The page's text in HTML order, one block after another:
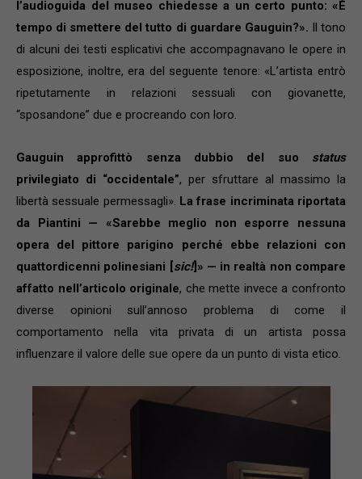
l’audioguida del museo chiedesse a un certo punto: «È
tempo di smettere del tutto di guardare Gauguin?». Il tono
di alcuni dei testi esplicativi che accompagnavano le opere in
esposizione, inoltre, era del seguente tenore: «L’artista entrò
ripetutamente in relazioni sessuali con giovanette,
“sposandone” due e procreando con loro.
Gauguin approfittò senza dubbio del suo status
privilegiato di “occidentale”, per sfruttare al massimo la
libertà sessuale permessagli». La frase incriminata riportata
da Piantini — «Sarebbe meglio non esporre nessuna
opera del pittore parigino perché ebbe relazioni con
quattordicenni polinesiani [sic!]» — in realtà non compare
affatto nell’articolo originale, che mette invece a confronto
diverse opinioni sull’annoso problema di come il
comportamento nella vita privata di un artista possa
influenzare il valore delle sue opere da un punto di vista etico.